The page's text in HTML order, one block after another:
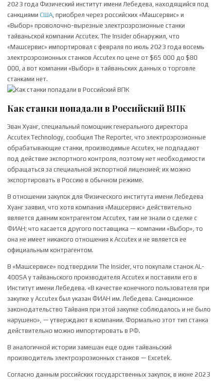
2023 года Физический институт имени Лебедева, находящийся под
санкциями США, приобрел через российских «Машсервис» и
«Выбор» проволочно-вырезные электроэрозионные станки
тайваньской компании Accutex. The Insider обнаружил, что
«Машсервис» импортировал с февраля по июль 2023 года восемь
электроэрозионных станков Accutex по цене от $65 000 до $80
000, а вот компании «Выбор» в тайваньских данных о торговле
станками нет.
Как станки попадали в Российский ВПК
Эван Хуанг, специальный помощник генерального директора
Accutex Technology, сообщил The Reporter, что электроэрозионные
обрабатывающие станки, производимые Accutex, не подпадают
под действие экспортного контроля, поэтому нет необходимости
обращаться за специальной экспортной лицензией; их можно
экспортировать в Россию в обычном режиме.
В отношении закупок для Физического института имени Лебедева
Хуанг заявил, что хотя компания «Машсервис» действительно
является давним контрагентом Accutex, там не знали о сделке с
ФИАН; что касается другого поставщика — компании «Выбор», то
она не имеет никакого отношения к Accutex и не является ее
официальным контрагентом.
В «Машсервисе» подтвердили The Insider, что покупали станок AL-
400SA у тайваньского производителя Accutex и поставили его в
Институт имени Лебедева. «В качестве конечного пользователя при
закупке у Accutex был указан ФИАН им. Лебедева. Санкционное
законодательство Тайваня при этой закупке соблюдалось и не было
нарушено», — утверждают в компании. Формально этот тип станка
действительно можно импортировать в РФ.
В аналогичной истории замешан еще один тайваньский
производитель электроэрозионных станков — Excetek.
Согласно данным российских государственных закупок, в июне 2023